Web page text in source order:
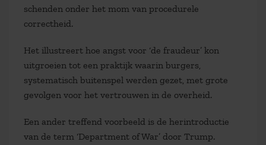
schenden onder het mom van procedurele
correctheid.
Het illustreert hoe angst voor ‘de fraudeur’ kon
uitgroeien tot een praktijk waarin burgers,
systematisch buitenspel werden gezet, met grote
gevolgen voor het vertrouwen in de overheid.
Een ander treffend voorbeeld is de herintroductie
van de term ‘Department of War’ door Trump.